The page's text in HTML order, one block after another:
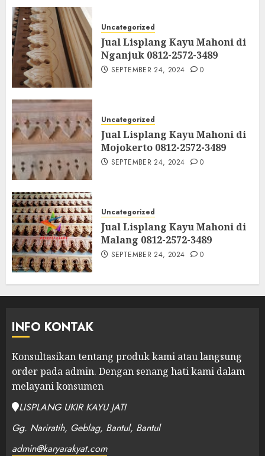
Uncategorized
Jual Lisplang Kayu Mahoni di
Nganjuk 0812-2572-3489
SEPTEMBER 24, 2024 0
Uncategorized
Jual Lisplang Kayu Mahoni di
Mojokerto 0812-2572-3489
SEPTEMBER 24, 2024 0
Uncategorized
Jual Lisplang Kayu Mahoni di
Malang 0812-2572-3489
SEPTEMBER 24, 2024 0
INFO KONTAK
Konsultasikan tentang produk kami atau langsung
order pada admin. Dengan senang hati kami dalam
melayani konsumen
LISPLANG UKIR KAYU JATI
Gg. Nariratih, Geblag, Bantul, Bantul
admin@karyarakyat.com